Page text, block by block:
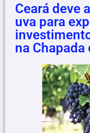
Ceará deve
uva para
na Chapada